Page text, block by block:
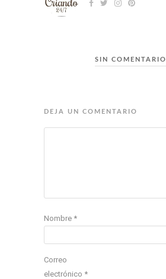
SIN
DEJA UN COMENTARIO
Nombre *
Correo
electrónico *